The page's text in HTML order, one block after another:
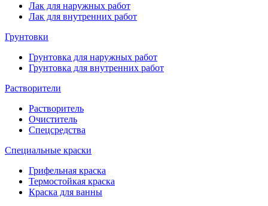
Лак для наружных работ
Лак для внутренних работ
Грунтовки
Грунтовка для наружных работ
Грунтовка для внутренних работ
Растворители
Растворитель
Очиститель
Спецсредства
Специальные краски
Грифельная краска
Термостойкая краска
Краска для ванны